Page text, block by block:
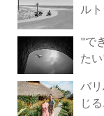
ル
"で
た
バ
じ